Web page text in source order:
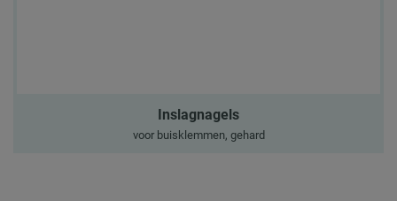
Inslagnagels
voor buisklemmen, gehard